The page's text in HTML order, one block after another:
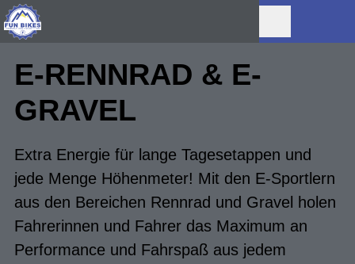
E-RENNRAD & E-
GRAVEL
Extra Energie für lange Tagesetappen und
jede Menge Höhenmeter! Mit den E-Sportlern
aus den Bereichen Rennrad und Gravel holen
Fahrerinnen und Fahrer das Maximum an
Performance und Fahrspaß aus jedem